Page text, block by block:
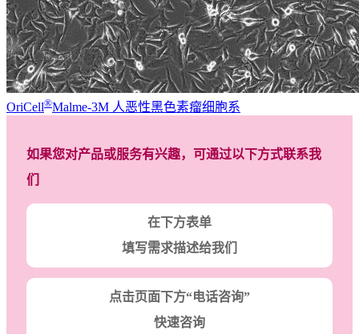
OriCell®Malme-3M 人恶性黑色素瘤细胞系
如果您对产品或服务有兴趣，可通过以下方式联系我
们
在下方表单
填写需求描述给我们
点击页面下方“电话咨询”
快速咨询